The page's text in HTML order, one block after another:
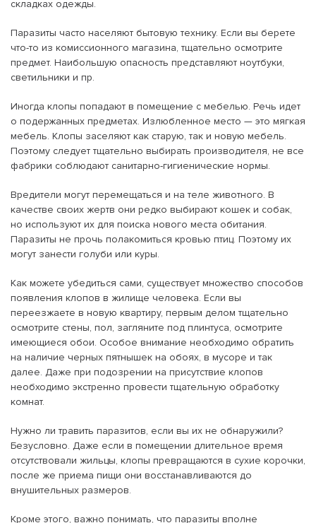
складках одежды.
Паразиты часто населяют бытовую технику. Если вы берете
что-то из комиссионного магазина, тщательно осмотрите
предмет. Наибольшую опасность представляют ноутбуки,
светильники и пр.
Иногда клопы попадают в помещение с мебелью. Речь идет
о подержанных предметах. Излюбленное место — это мягкая
мебель. Клопы заселяют как старую, так и новую мебель.
Поэтому следует тщательно выбирать производителя, не все
фабрики соблюдают санитарно-гигиенические нормы.
Вредители могут перемещаться и на теле животного. В
качестве своих жертв они редко выбирают кошек и собак,
но используют их для поиска нового места обитания.
Паразиты не прочь полакомиться кровью птиц. Поэтому их
могут занести голуби или куры.
Как можете убедиться сами, существует множество способов
появления клопов в жилище человека. Если вы
переезжаете в новую квартиру, первым делом тщательно
осмотрите стены, пол, загляните под плинтуса, осмотрите
имеющиеся обои. Особое внимание необходимо обратить
на наличие черных пятнышек на обоях, в мусоре и так
далее. Даже при подозрении на присутствие клопов
необходимо экстренно провести тщательную обработку
комнат.
Нужно ли травить паразитов, если вы их не обнаружили?
Безусловно. Даже если в помещении длительное время
отсутствовали жильцы, клопы превращаются в сухие корочки,
после же приема пищи они восстанавливаются до
внушительных размеров.
Кроме этого, важно понимать, что паразиты вполне